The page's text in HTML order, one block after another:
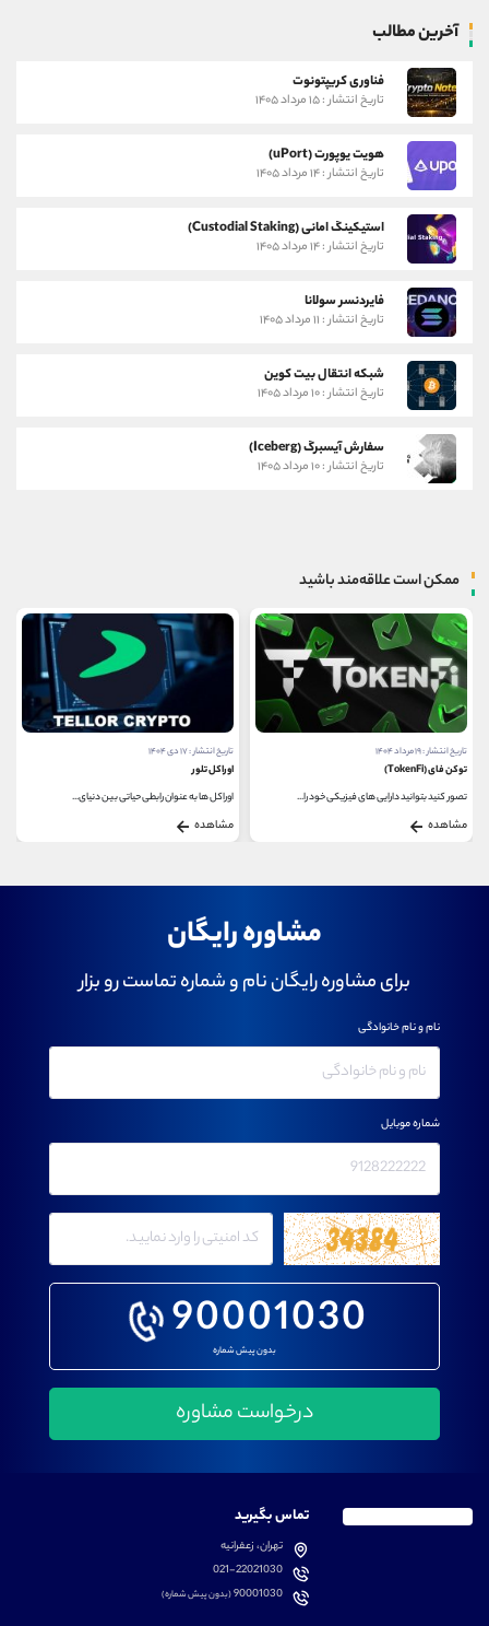
آخرین مطالب
فناوری کریپتونوت
تاریخ انتشار : ۱۵ مرداد ۱۴۰۵
هویت یوپورت (uPort)
تاریخ انتشار : ۱۴ مرداد ۱۴۰۵
استیکینگ امانی (Custodial Staking)
تاریخ انتشار : ۱۴ مرداد ۱۴۰۵
فایردنسر سولانا
تاریخ انتشار : ۱۱ مرداد ۱۴۰۵
شبکه انتقال بیت کوین
تاریخ انتشار : ۱۰ مرداد ۱۴۰۵
سفارش آیسبرگ (Iceberg)
تاریخ انتشار : ۱۰ مرداد ۱۴۰۵
ممکن است علاقه‌مند باشید
تاریخ انتشار : ۱۹ مرداد ۱۴۰۴
توکن فای (TokenFi)
تصور کنید بتوانید دارایی‌ های فیزیکی خود را...
مشاهده
تاریخ انتشار : ۱۷ دی ۱۴۰۴
اوراکل تلور
اوراکل ‌ها به ‌عنوان رابطی حیاتی بین دنیای...
مشاهده
مشاوره رایگان
برای مشاوره رایگان نام و شماره تماست رو بزار
90001030
بدون پیش شماره
نام و نام خانوادگی
شماره موبایل
تماس بگیرید
تهران، زعفرانیه
021-22021030
90001030(بدون پیش شماره)